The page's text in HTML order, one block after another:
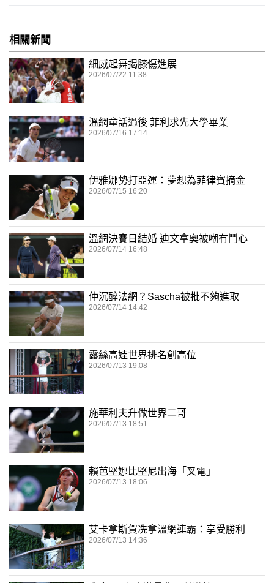
相關新聞
細威起舞揭膝傷進展
2026/07/22 11:38
溫網童話過後 菲利求先大學畢業
2026/07/16 17:14
伊雅娜勢打亞運：夢想為菲律賓摘金
2026/07/15 16:20
溫網決賽日結婚 迪文拿奧被嘲冇鬥心
2026/07/14 16:48
仲沉醉法網？Sascha被批不夠進取
2026/07/14 14:42
露絲高娃世界排名創高位
2026/07/13 19:08
施華利夫升做世界二哥
2026/07/13 18:51
賴芭堅娜比堅尼出海「叉電」
2026/07/13 18:06
艾卡拿斯賀冼拿溫網連霸：享受勝利
2026/07/13 14:36